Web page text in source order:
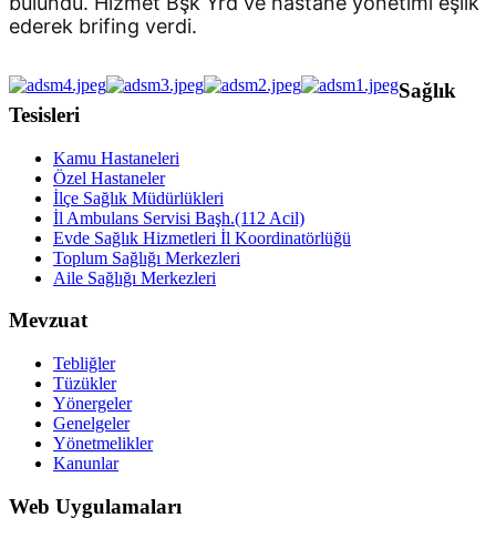
ederek brifing verdi.
Sağlık
Tesisleri
Kamu Hastaneleri
Özel Hastaneler
İlçe Sağlık Müdürlükleri
İl Ambulans Servisi Başh.(112 Acil)
Evde Sağlık Hizmetleri İl Koordinatörlüğü
Toplum Sağlığı Merkezleri
Aile Sağlığı Merkezleri
Mevzuat
Tebliğler
Tüzükler
Yönergeler
Genelgeler
Yönetmelikler
Kanunlar
Web Uygulamaları